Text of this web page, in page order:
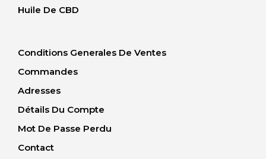
Huile De CBD
Conditions Generales De Ventes
Commandes
Adresses
Détails Du Compte
Mot De Passe Perdu
Contact